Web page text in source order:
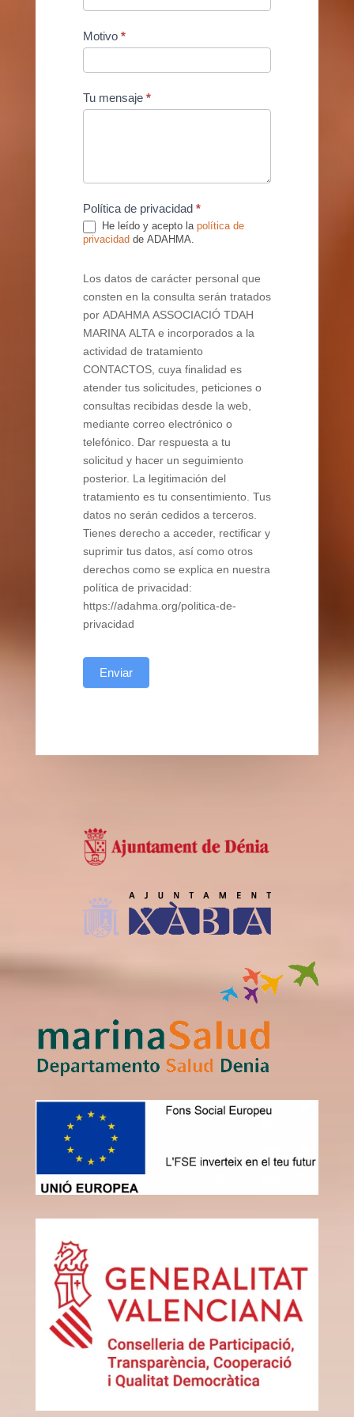
Motivo *
Tu mensaje *
Política de privacidad *
He leído y acepto la política de
privacidad de ADAHMA.
Los datos de carácter personal que
consten en la consulta serán tratados
por ADAHMA ASSOCIACIÓ TDAH
MARINA ALTA e incorporados a la
actividad de tratamiento
CONTACTOS, cuya finalidad es
atender tus solicitudes, peticiones o
consultas recibidas desde la web,
mediante correo electrónico o
telefónico. Dar respuesta a tu
solicitud y hacer un seguimiento
posterior. La legitimación del
tratamiento es tu consentimiento. Tus
datos no serán cedidos a terceros.
Tienes derecho a acceder, rectificar y
suprimir tus datos, así como otros
derechos como se explica en nuestra
política de privacidad:
https://adahma.org/politica-de-
privacidad
Enviar